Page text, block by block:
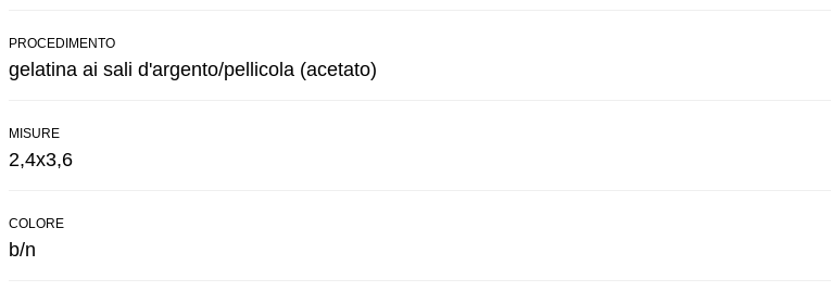
PROCEDIMENTO
gelatina ai sali d'argento/pellicola (acetato)
MISURE
2,4x3,6
COLORE
b/n